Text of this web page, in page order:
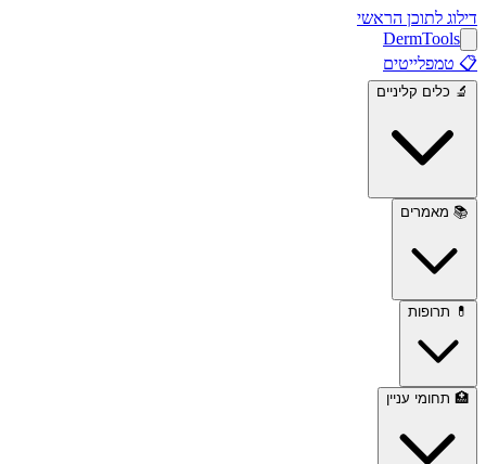
דילוג לתוכן הראשי
DermTools
📋 טמפלייטים
🔬 כלים קליניים
📚 מאמרים
💊 תרופות
🏥 תחומי עניין